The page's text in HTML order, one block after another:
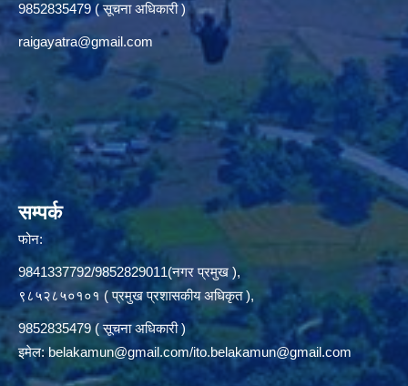
9852835479 ( सूचना अधिकारी )
raigayatra@gmail.com
सम्पर्क
फोन:
9841337792/9852829011(नगर प्रमुख ),
९८५२८५०१०१ ( प्रमुख प्रशासकीय अधिकृत ),
9852835479 ( सूचना अधिकारी )
इमेल:belakamun@gmail.com/ito.belakamun@gmail.com